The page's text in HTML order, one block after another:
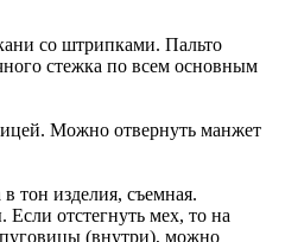
со штрипками. Пальто
стежка по всем основным
Можно отвернуть манжет
изделия, съемная.
отстегнуть мех, то на
пуговицы (внутри), можно